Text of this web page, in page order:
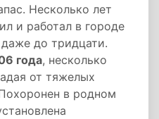
Несколько лет
и работал в городе
до тридцати.
года, несколько
от тяжелых
в родном